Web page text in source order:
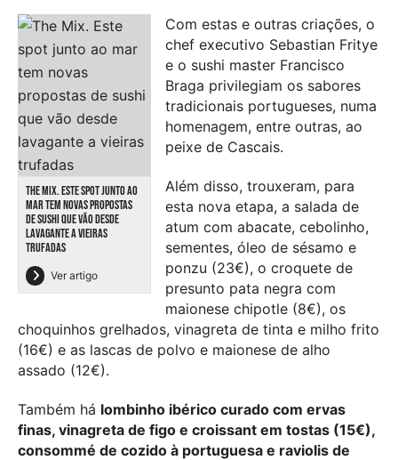
THE MIX. ESTE SPOT JUNTO AO
MAR TEM NOVAS PROPOSTAS
DE SUSHI QUE VÃO DESDE
LAVAGANTE A VIEIRAS
TRUFADAS
Ver artigo
Com estas e outras criações, o
chef executivo Sebastian Fritye
e o sushi master Francisco
Braga privilegiam os sabores
tradicionais portugueses, numa
homenagem, entre outras, ao
peixe de Cascais.
Além disso, trouxeram, para
esta nova etapa, a salada de
atum com abacate, cebolinho,
sementes, óleo de sésamo e
ponzu (23€), o croquete de
presunto pata negra com
maionese chipotle (8€), os
choquinhos grelhados, vinagreta de tinta e milho frito
(16€) e as lascas de polvo e maionese de alho
assado (12€).
Também há lombinho ibérico curado com ervas
finas, vinagreta de figo e croissant em tostas (15€),
consommé de cozido à portuguesa e raviolis de